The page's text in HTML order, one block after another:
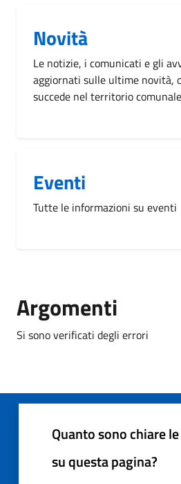
Novità
Le notizie, i comunicati e gli
aggiornati sulle ultime novità,
succede nel territorio
Eventi
Tutte le informazioni su eventi
Argomenti
Si sono verificati degli errori
Quanto sono chiare
su questa pagina?